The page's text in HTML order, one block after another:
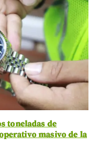
toneladas de
masivo de la